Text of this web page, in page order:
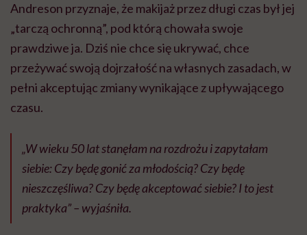
Andreson przyznaje, że makijaż przez długi czas był jej
„tarczą ochronną”, pod którą chowała swoje
prawdziwe ja. Dziś nie chce się ukrywać, chce
przeżywać swoją dojrzałość na własnych zasadach, w
pełni akceptując zmiany wynikające z upływającego
czasu.
„W wieku 50 lat stanęłam na rozdrożu i zapytałam
siebie: Czy będę gonić za młodością? Czy będę
nieszczęśliwa? Czy będę akceptować siebie? I to jest
praktyka” – wyjaśniła.